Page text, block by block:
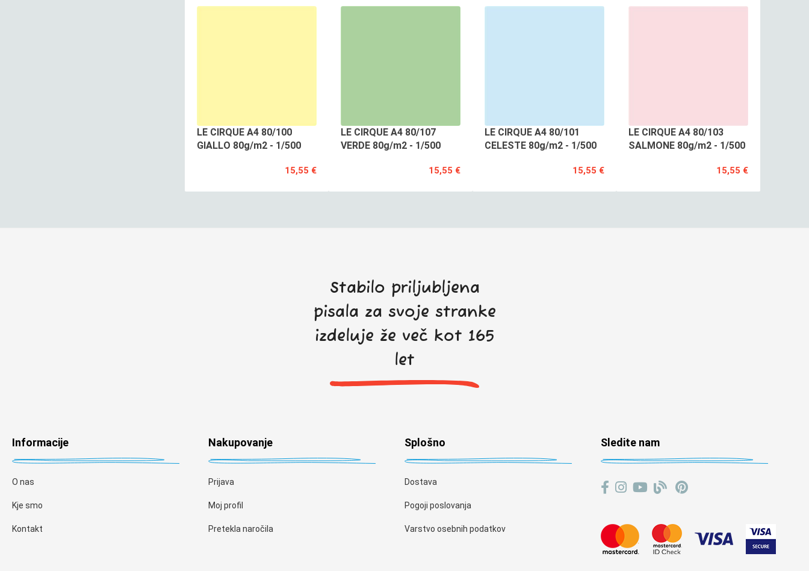
LE CIRQUE A4 80/100
GIALLO 80g/m2 - 1/500
15,55 €
LE CIRQUE A4 80/107
VERDE 80g/m2 - 1/500
15,55 €
LE CIRQUE A4 80/101
CELESTE 80g/m2 - 1/500
15,55 €
LE CIRQUE A4 80/103
SALMONE 80g/m2 - 1/500
15,55 €
Stabilo priljubljena
pisala za svoje stranke
izdeluje že več kot 165
let
Informacije
O nas
Kje smo
Kontakt
Nakupovanje
Prijava
Moj profil
Pretekla naročila
Splošno
Dostava
Pogoji poslovanja
Varstvo osebnih podatkov
Sledite nam